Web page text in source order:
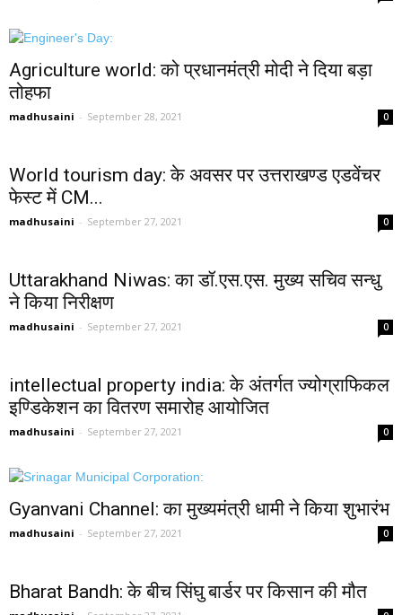
Agriculture world: को प्रधानमंत्री मोदी ने दिया बड़ा
तोहफा
madhusaini - September 28, 2021 0
World tourism day: के अवसर पर उत्तराखण्ड एडवेंचर
फेस्ट में CM...
madhusaini - September 27, 2021 0
Uttarakhand Niwas: का डॉ.एस.एस. मुख्य सचिव सन्धु
ने किया निरीक्षण
madhusaini - September 27, 2021 0
intellectual property india: के अंतर्गत ज्योग्राफिकल
इण्डिकेशन का वितरण समारोह आयोजित
madhusaini - September 27, 2021 0
Gyanvani Channel: का मुख्यमंत्री धामी ने किया शुभारंभ
madhusaini - September 27, 2021 0
Bharat Bandh: के बीच सिंघु बार्डर पर किसान की मौत